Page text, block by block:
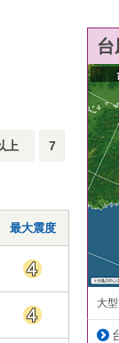
上 7
最大震度
大